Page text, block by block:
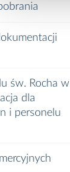
św. Rocha w
dla
i personelu